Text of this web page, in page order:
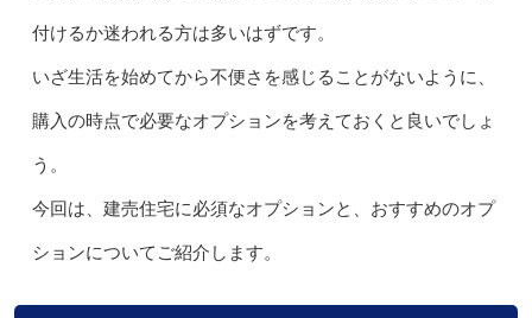
付けるか迷われる方は多いはずです。
いざ生活を始めてから不便さを感じることがないように、
購入の時点で必要なオプションを考えておくと良いでしょ
う。
今回は、建売住宅に必須なオプションと、おすすめのオプ
ションについてご紹介します。